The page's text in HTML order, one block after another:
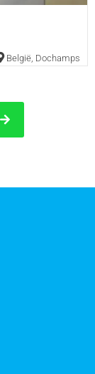
België Dochamps